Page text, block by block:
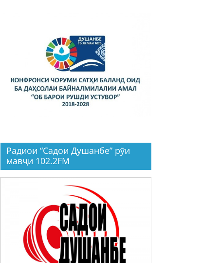
Радиои “Садои Душанбе” рӯи
мавҷи 102.2FM